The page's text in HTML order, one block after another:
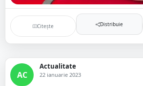
Citește Distribuie
AC
Actualitate
22 ianuarie 2023